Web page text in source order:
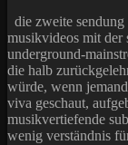
die zweite
musikvideos mit der
underground-
die halb
würde, wenn
viva geschaut,
musikvertiefende
wenig verständnis